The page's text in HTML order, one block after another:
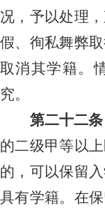
况，予以处理
假、徇私舞弊
取消其学籍。
究。
第二十二条
的二级甲等以
的，可以保留
具有学籍。在